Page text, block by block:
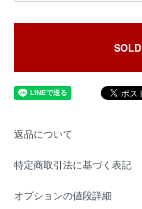
返品について
特定商取引法に基づく表記
オプションの値段詳細